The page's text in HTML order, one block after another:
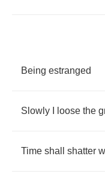
Being estranged
Slowly loose the
Time shall shatter